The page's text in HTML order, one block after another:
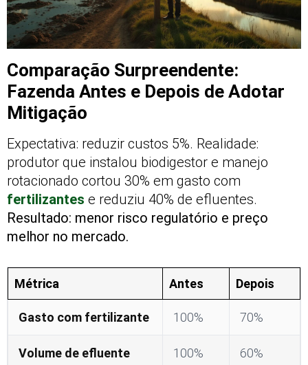
Comparação Surpreendente:
Fazenda Antes e Depois de Adotar
Mitigação
Expectativa: reduzir custos 5%. Realidade:
produtor que instalou biodigestor e manejo
rotacionado cortou 30% em gasto com
fertilizantes e reduziu 40% de efluentes.
Resultado: menor risco regulatório e preço
melhor no mercado.
Métrica Antes Depois
Gasto com fertilizante 100% 70%
Volume de efluente 100% 60%